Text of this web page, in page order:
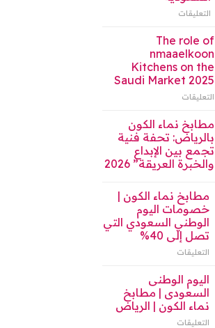
التعليقات
نماء
(نماكو):
أيقونة
الفخامة
تصميم
المطابخ
السعودية
مغلقة
The role of
nmaaelkoon
Kitchens on the
Saudi Market 2025
التعليقات
role
nmaaelkoon
Kitchens
on
Saudi
Market
2025
مغلقة
مطابخ نماء الكون
بالرياض: تحفة فنية
تجمع بين الإبداع
والخبرة العريقة” 2026
مطابخ نماء الكون |
خصومات اليوم
الوطني السعودي التي
تصل إلى 40%
التعليقات
نماء
الكون
|
خصومات
اليوم الوطنى
السعودى | مطابخ
نماء الكون | الرياض
التعليقات